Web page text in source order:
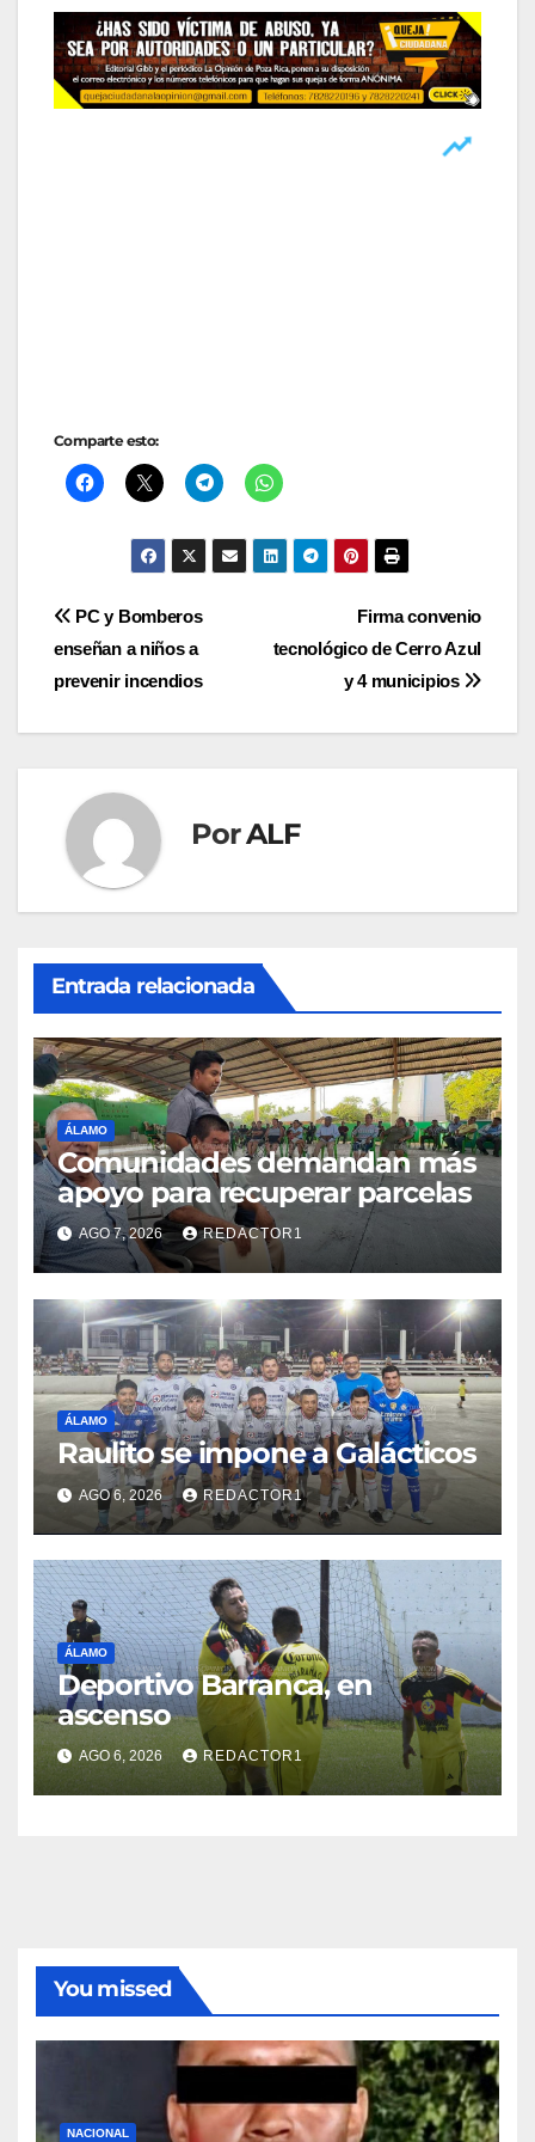
Comparte esto:
Navegación
de
entradas
Firma convenio
tecnológico de Cerro Azul
y 4 municipios
PC y Bomberos
enseñan a niños a
prevenir incendios
PorALF
Entrada relacionada
ÁLAMO
Comunidades demandan más
apoyo para recuperar parcelas
AGO 7, 2026 REDACTOR1
ÁLAMO
Raulito se impone a Galácticos
AGO 6, 2026 REDACTOR1
ÁLAMO
Deportivo Barranca, en
ascenso
AGO 6, 2026 REDACTOR1
You missed
NACIONAL